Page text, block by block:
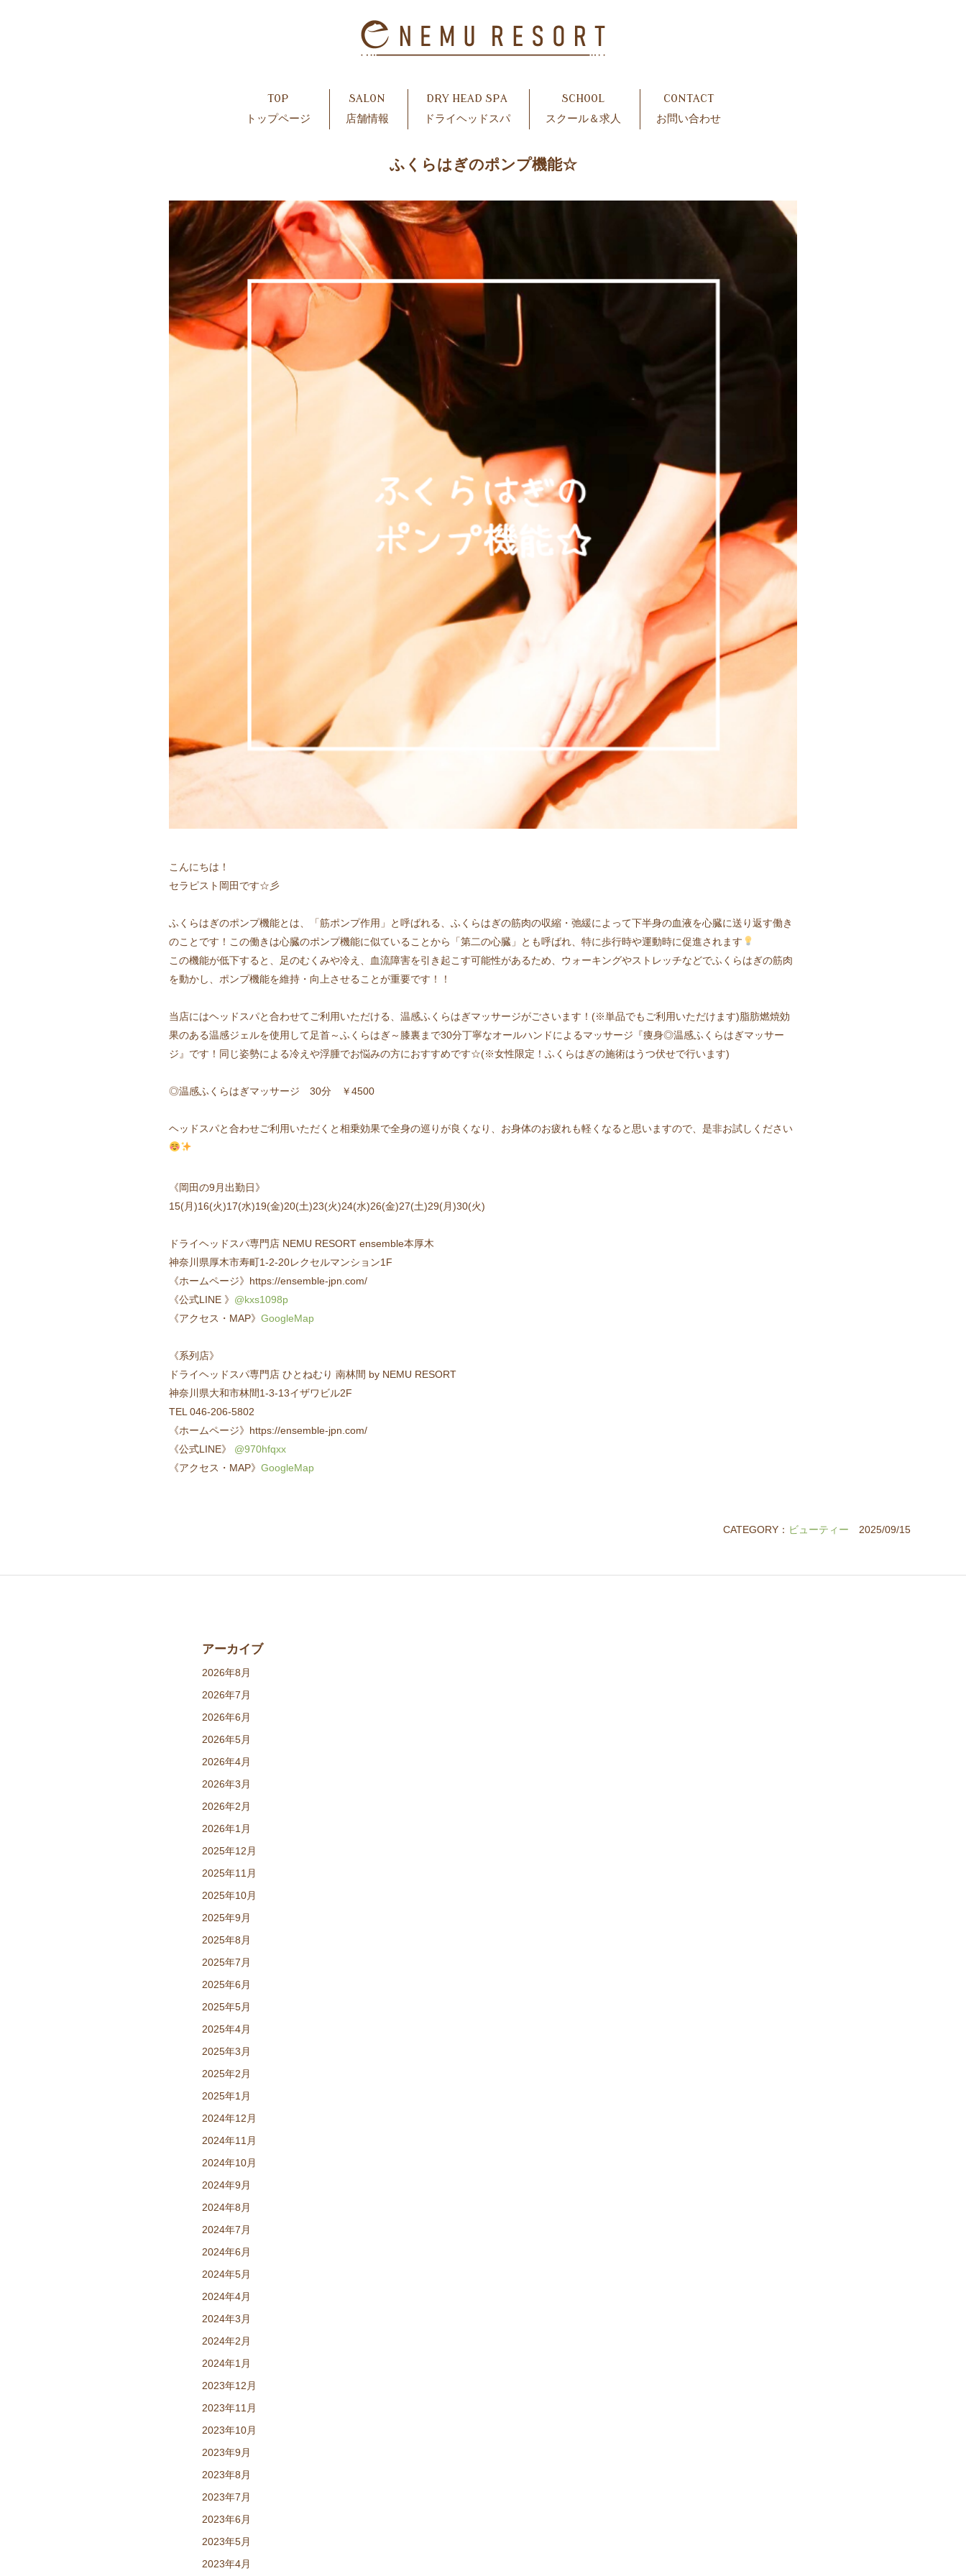
TOP
トップページ
SALON
店舗情報
DRY HEAD SPA
ドライヘッドスパ
SCHOOL
スクール＆求人
CONTACT
お問い合わせ
ふくらはぎのポンプ機能☆
こんにちは！
セラピスト岡田です☆彡
ふくらはぎのポンプ機能とは、「筋ポンプ作用」と呼ばれる、ふくらはぎの筋肉の収縮・弛緩によって下半身の血液を心臓に送り返す働き
のことです！この働きは心臓のポンプ機能に似ていることから「第二の心臓」とも呼ばれ、特に歩行時や運動時に促進されます
この機能が低下すると、足のむくみや冷え、血流障害を引き起こす可能性があるため、ウォーキングやストレッチなどでふくらはぎの筋肉
を動かし、ポンプ機能を維持・向上させることが重要です！！
当店にはヘッドスパと合わせてご利用いただける、温感ふくらはぎマッサージがごさいます！(※単品でもご利用いただけます)脂肪燃焼効
果のある温感ジェルを使用して足首～ふくらはぎ～膝裏まで30分丁寧なオールハンドによるマッサージ『痩身◎温感ふくらはぎマッサー
ジ』です！同じ姿勢による冷えや浮腫でお悩みの方におすすめです☆(※女性限定！ふくらはぎの施術はうつ伏せで行います)
◎温感ふくらはぎマッサージ 30分 ￥4500
ヘッドスパと合わせご利用いただくと相乗効果で全身の巡りが良くなり、お身体のお疲れも軽くなると思いますので、是非お試しください
《岡田の9月出勤日》
15(月)16(火)17(水)19(金)20(土)23(火)24(水)26(金)27(土)29(月)30(火)
ドライヘッドスパ専門店 NEMU RESORT ensemble本厚木
神奈川県厚木市寿町1-2-20レクセルマンション1F
《ホームページ》https://ensemble-jpn.com/
《公式LINE 》 @kxs1098p
《アクセス・MAP》GoogleMap
《系列店》
ドライヘッドスパ専門店 ひとねむり 南林間 by NEMU RESORT
神奈川県大和市林間1-3-13イザワビル2F
TEL 046-206-5802
《ホームページ》https://ensemble-jpn.com/
《公式LINE》 @970hfqxx
《アクセス・MAP》GoogleMap
CATEGORY： ビューティー 2025/09/15
アーカイブ
2026年8月
2026年7月
2026年6月
2026年5月
2026年4月
2026年3月
2026年2月
2026年1月
2025年12月
2025年11月
2025年10月
2025年9月
2025年8月
2025年7月
2025年6月
2025年5月
2025年4月
2025年3月
2025年2月
2025年1月
2024年12月
2024年11月
2024年10月
2024年9月
2024年8月
2024年7月
2024年6月
2024年5月
2024年4月
2024年3月
2024年2月
2024年1月
2023年12月
2023年11月
2023年10月
2023年9月
2023年8月
2023年7月
2023年6月
2023年5月
2023年4月